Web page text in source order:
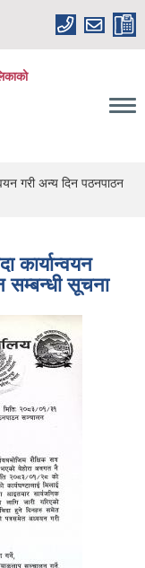
गरी अन्य दिन पठनपाठन
कार्यान्वयन
सम्बन्धी सूचना